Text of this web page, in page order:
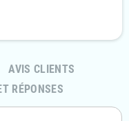
AVIS CLIENTS
RÉPONSES